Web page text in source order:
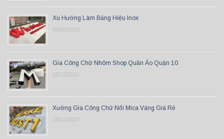
Xu Hướng Làm Bảng Hiệu Inox
08/02/2023
Gia Công Chữ Nhôm Shop Quần Áo Quận 10
15/11/2023
Xưởng Gia Công Chữ Nổi Mica Vàng Giá Rẻ
25/11/2023